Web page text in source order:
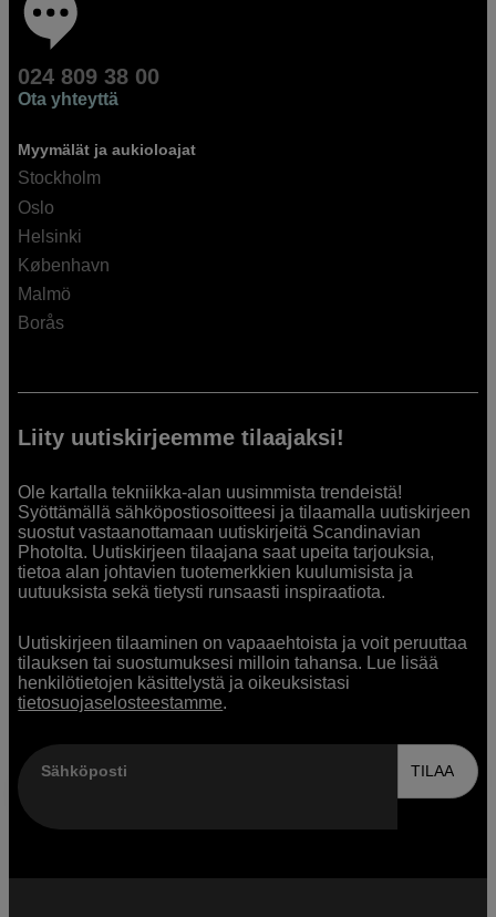
024 809 38 00
Ota yhteyttä
Myymälät ja aukioloajat
Stockholm
Oslo
Helsinki
København
Malmö
Borås
Liity uutiskirjeemme tilaajaksi!
Ole kartalla tekniikka-alan uusimmista trendeistä!
Syöttämällä sähköpostiosoitteesi ja tilaamalla uutiskirjeen
suostut vastaanottamaan uutiskirjeitä Scandinavian
Photolta. Uutiskirjeen tilaajana saat upeita tarjouksia,
tietoa alan johtavien tuotemerkkien kuulumisista ja
uutuuksista sekä tietysti runsaasti inspiraatiota.
Uutiskirjeen tilaaminen on vapaaehtoista ja voit peruuttaa
tilauksen tai suostumuksesi milloin tahansa. Lue lisää
henkilötietojen käsittelystä ja oikeuksistasi
tietosuojaselosteestamme.
Sähköposti TILAA